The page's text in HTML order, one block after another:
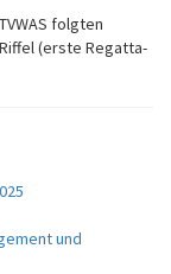
folgten
(erste Regatta-
und